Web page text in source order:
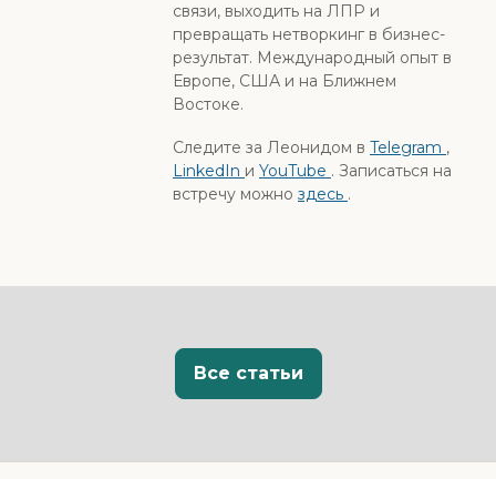
связи, выходить на ЛПР и
превращать нетворкинг в бизнес-
результат. Международный опыт в
Европе, США и на Ближнем
Востоке.
Следите за Леонидом в Telegram ,
LinkedIn и YouTube . Записаться на
встречу можно здесь .
Все статьи